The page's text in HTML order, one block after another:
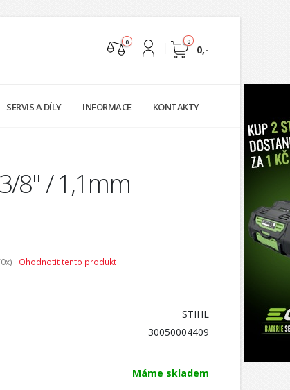
0
0,-
0
SERVIS A DÍLY INFORMACE KONTAKTY
8" / 1,1mm
x) Ohodnotit tento produkt
STIHL
30050004409
Máme skladem